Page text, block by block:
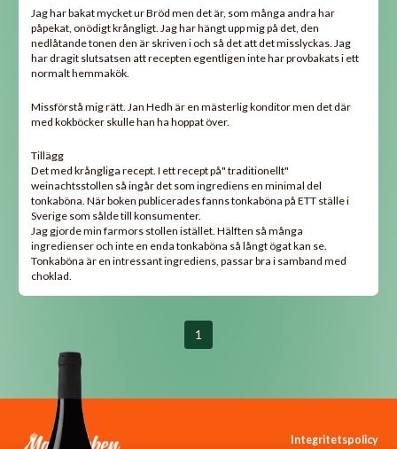
Jag har bakat mycket ur Bröd men det är, som många andra har
påpekat, onödigt krångligt. Jag har hängt upp mig på det, den
nedlåtande tonen den är skriven i och så det att det misslyckas. Jag
har dragit slutsatsen att recepten egentligen inte har provbakats i ett
normalt hemmakök.
Missförstå mig rätt. Jan Hedh är en mästerlig konditor men det där
med kokböcker skulle han ha hoppat över.
Tillägg
Det med krångliga recept. I ett recept på" traditionellt"
weinachtsstollen så ingår det som ingrediens en minimal del
tonkaböna. När boken publicerades fanns tonkaböna på ETT ställe i
Sverige som sålde till konsumenter.
Jag gjorde min farmors stollen istället. Hälften så många
ingredienser och inte en enda tonkaböna så långt ögat kan se.
Tonkaböna är en intressant ingrediens, passar bra i samband med
choklad.
1
Integritetspolicy